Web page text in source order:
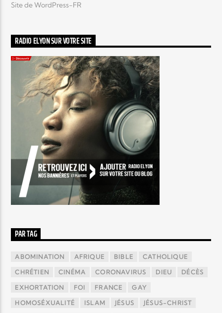
Site de WordPress-FR
RADIO ELYON SUR VOTRE SITE
PAR TAG
ABOMINATION AFRIQUE BIBLE CATHOLIQUE
CHRÉTIEN CINÉMA CORONAVIRUS DIEU DÉCÈS
EXHORTATION FOI FRANCE GAY
HOMOSÉXUALITÉ ISLAM JÉSUS JÉSUS-CHRIST